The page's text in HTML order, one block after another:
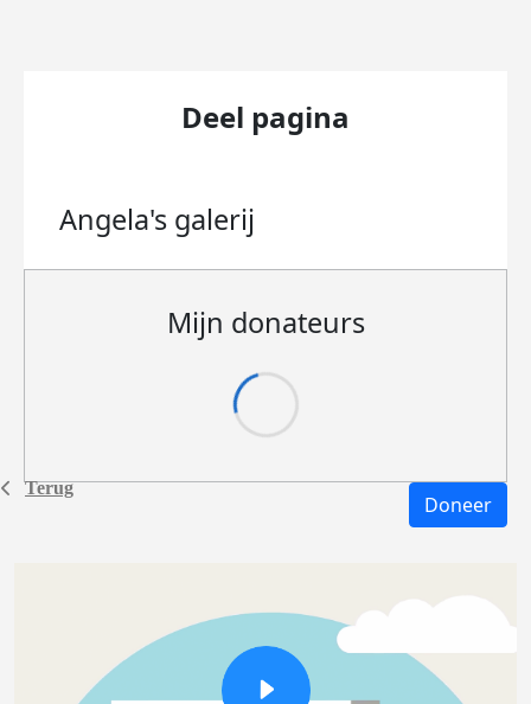
Terug
Deel pagina
Angela's galerij
Mijn donateurs
Doneer